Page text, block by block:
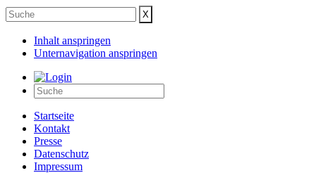
Inhalt anspringen
Unternavigation anspringen
Startseite
Kontakt
Presse
Datenschutz
Impressum